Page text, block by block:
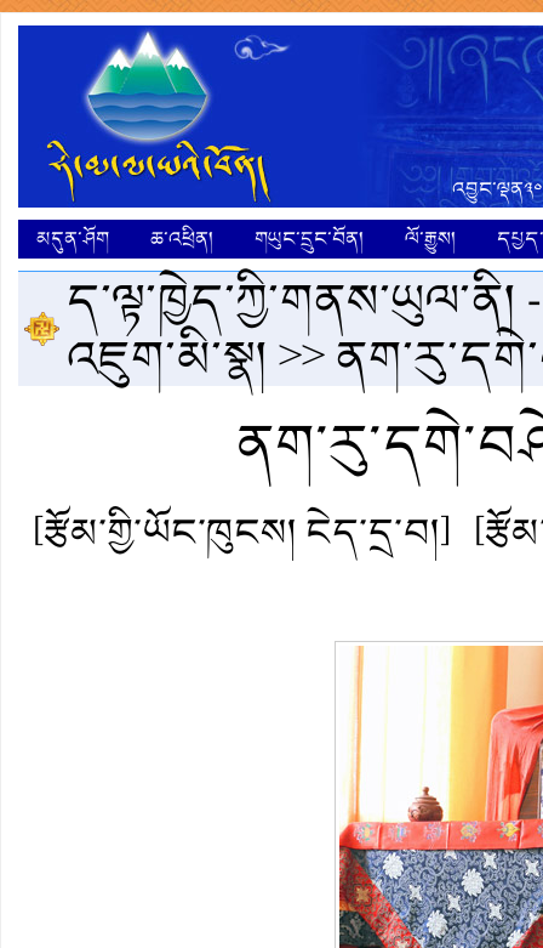
མདུན་ཤོག
ཆ་འཕྲིན། གཡུང་དྲུང་བོན། ལོ་རྒྱུས།
ད་ལྟ་ཁྱེད་ཀྱི་གནས་ཡུལ་ནི།
འཇུག་མི་སྣ།>>
[རྩོམ་གྱི་ཡོང་ཁུངས། ངེད་དྲ་བ།]